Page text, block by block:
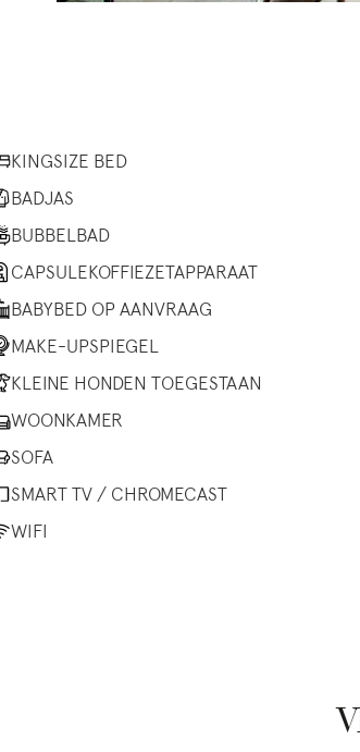
KINGSIZE BED
BADJAS
BUBBELBAD
CAPSULEKOFFIEZETAPPARAAT
BABYBED OP AANVRAAG
MAKE-UPSPIEGEL
KLEINE HONDEN TOEGESTAAN
WOONKAMER
SOFA
SMART TV / CHROMECAST
WIFI